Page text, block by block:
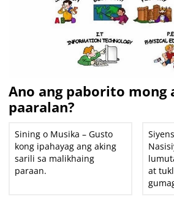
Ano ang paborito mong
paaralan?
Sining o Musika – Gusto
kong ipahayag ang aking
sarili sa malikhaing
paraan.
at